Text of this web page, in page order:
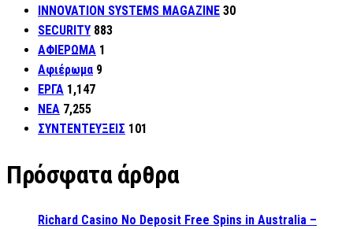
INNOVATION SYSTEMS MAGAZINE 30
SECURITY 883
ΑΦΙΕΡΩΜΑ 1
Αφιέρωμα 9
ΕΡΓΑ 1,147
ΝΕΑ 7,255
ΣΥΝΤΕΝΤΕΥΞΕΙΣ 101
Πρόσφατα άρθρα
Richard Casino No Deposit Free Spins in Australia –